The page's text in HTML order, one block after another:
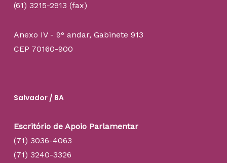
(61) 3215-2913 (fax)
Anexo IV - 9° andar, Gabinete 913
CEP 70160-900
Salvador / BA
Escritório de Apoio Parlamentar
(71) 3036-4063
(71) 3240-3326